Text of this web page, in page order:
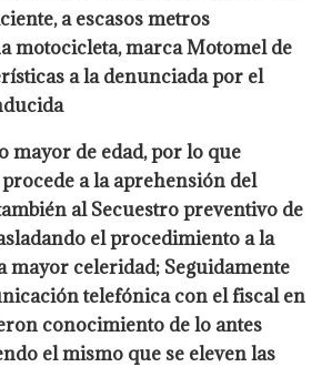
a escasos metros
motocicleta,marca Motomel de
a la denunciada por el
mayor de edad, por lo que
a la aprehensión del
al Secuestro preventivo de
elprocedimiento a la
mayor celeridad; Seguidamente
telefónica con el fiscal en
conocimiento de lo antes
el mismo que se eleven las